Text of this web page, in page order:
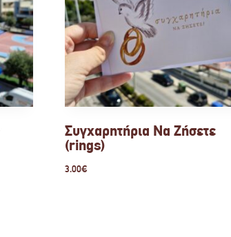
Συγχαρητήρια Να Ζήσετε
(rings)
3.00€